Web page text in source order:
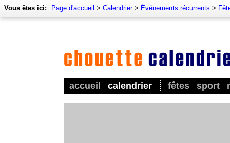
accueil calendrier fêtes sport
Vous êtes ici: Page d'accueil > Calendrier> Événements récurrents >